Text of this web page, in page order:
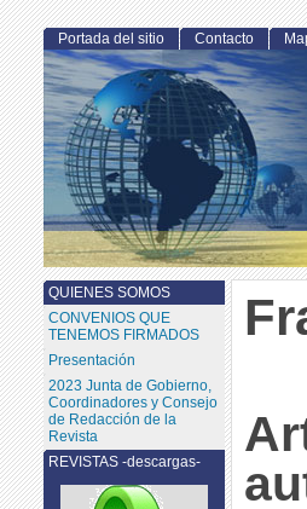
Portada del sitio Contacto
QUIENES SOMOS
CONVENIOS QUE
TENEMOS FIRMADOS
Presentación
2023 Junta de Gobierno,
Coordinadores y Consejo
de Redacción de la
Revista
REVISTAS -descargas-